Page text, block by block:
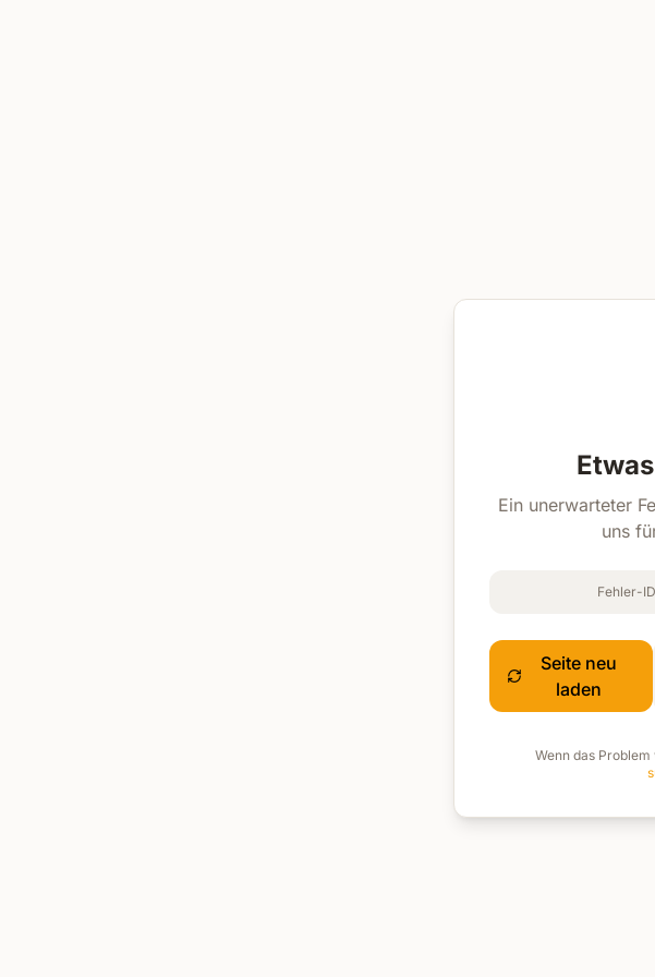
Ein unerwarteter
uns
Fehler-
Seite neu
laden
Wenn das